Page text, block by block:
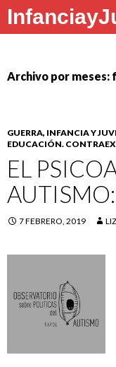
Buscar
Archivo por meses:
GUERRA, INFANCIA Y
EDUCACIÓN.
EL
7 FEBRERO, 2019